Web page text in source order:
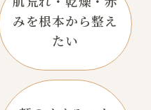
みを根本から整え
たい